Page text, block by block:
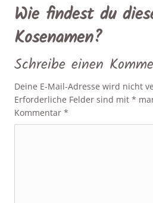
Wie findest du
Kosenamen?
Schreibe einen
Deine E-Mail-Adresse wird nicht
Erforderliche Felder sind mit*
Kommentar*